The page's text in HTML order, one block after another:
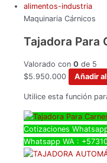
Maquinaria Cárnicos
Tajadora Para
Valorado con 0 de 5
$5.950.000 Añadir
Utilice esta función
Cotizaciones
Whatsapp WA :